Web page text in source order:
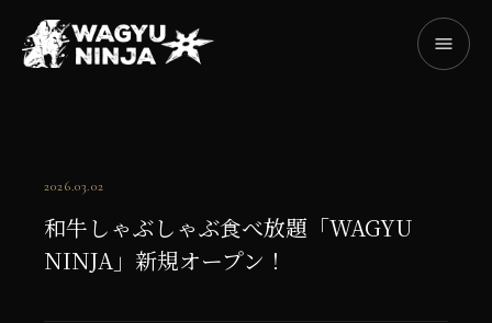
2026.03.02
和牛しゃぶしゃぶ食べ放題「WAGYU
NINJA」新規オープン！